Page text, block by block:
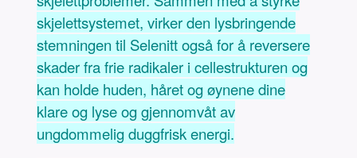
skjelettsystemet, virker den lysbringende
stemningen til Selenitt også for å reversere
skader fra frie radikaler i cellestrukturen og
kan holde huden, håret og øynene dine
klare og lyse og gjennomvåt av
ungdommelig duggfrisk energi.